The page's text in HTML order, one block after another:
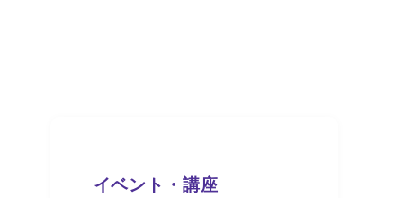
イベント・講座